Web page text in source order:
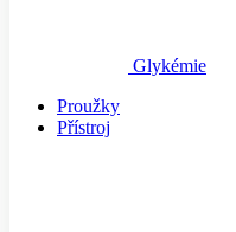
Glykémie
Proužky
Přístroj